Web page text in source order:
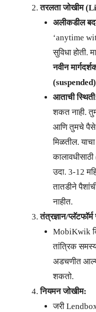
तरलता जोखीम
अलीकडील
‘anytime
सुविधा होती.
नवीन
आताची
शकत नाही.
आणि तुमचे पैसे
मिळतील.
उदा. 3-12
तातडीने
नाहीत.
तंत्रज्ञान/
MobiKwik
तांत्रिक
अडचणीत
शकतो.
नियमन जोखीम:
जरी